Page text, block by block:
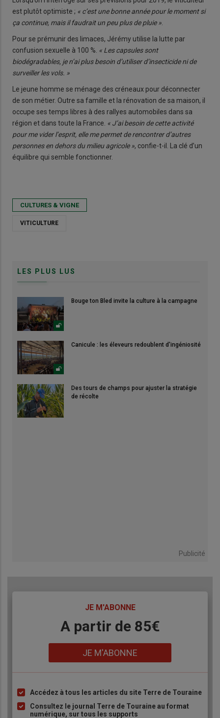
est plutôt optimiste ; « c’est une bonne année pour le moment si
ça continue, mais il faudrait un peu plus de pluie ».
Pour se prémunir des limaces, Jérémy utilise la lutte par
confusion sexuelle à 100 %. « Les capsules sont
biodégradables, je n’ai plus besoin d’utiliser d’insecticide ni de
surveiller les vols. »
Le jeune homme se ménage des créneaux pour déconnecter
de son métier. Outre sa famille et la rénovation de sa maison, il
occupe ses temps libres à des rallyes automobiles dans sa
région et dans toute la France. « J’ai besoin de cette activité
pour me vider l’esprit, elle me permet de rencontrer d’autres
personnes en dehors du milieu agricole », confie-t-il. La clé d’un
équilibre qui semble fonctionner.
CULTURES & VIGNE
VITICULTURE
LES PLUS LUS
Bouge ton Bled invite la culture à la campagne
Canicule : les éleveurs redoublent d'ingéniosité
Des tours de champs pour ajuster la stratégie
de récolte
Publicité
JE M'ABONNE
A partir de 85€
JE M'ABONNE
Liste
à
Accédez à tous les articles du site Terre de Touraine
Consultez le journal Terre de Touraine au format
numérique, sur tous les supports